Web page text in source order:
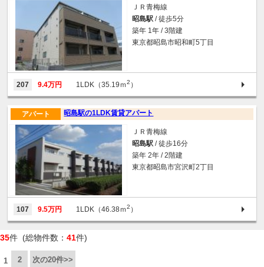
ＪＲ青梅線
昭島駅 / 徒歩5分
築年 1年 / 3階建
東京都昭島市昭和町5丁目
207 9.4万円 1LDK（35.19ｍ2 ）
昭島駅の1LDK賃貸アパート
アパート
ＪＲ青梅線
昭島駅 / 徒歩16分
築年 2年 / 2階建
東京都昭島市宮沢町2丁目
107 9.5万円 1LDK（46.38ｍ2 ）
35件 (総物件数： 41件)
1 2 次の20件>>